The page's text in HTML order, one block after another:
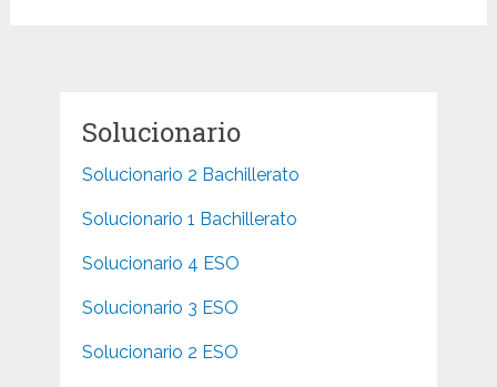
Solucionario
Solucionario 2 Bachillerato
Solucionario 1 Bachillerato
Solucionario 4 ESO
Solucionario 3 ESO
Solucionario 2 ESO